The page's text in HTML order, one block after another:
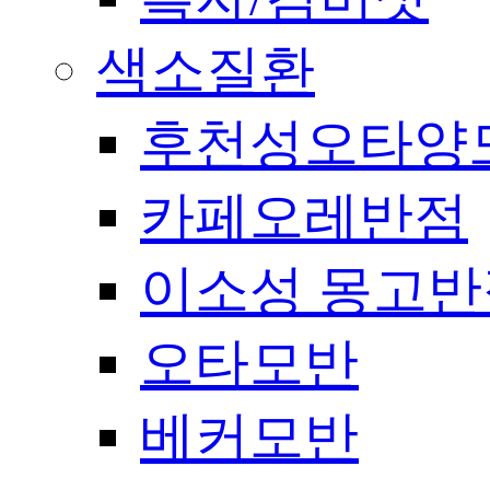
색소질환
후천성오타양
카페오레반점
이소성 몽고
오타모반
베커모반